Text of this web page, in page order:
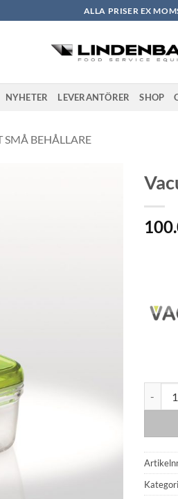
ALLA PRISER EX
NYHETER LEVERANTÖRER SHOP
SMÅ BEHÅLLARE